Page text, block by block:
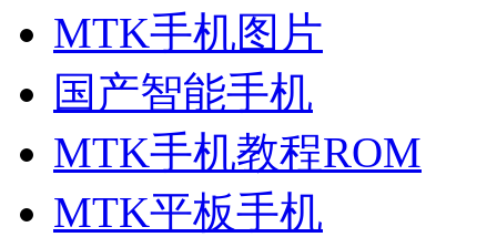
MTK手机图片
国产智能手机
MTK手机教程ROM
MTK平板手机